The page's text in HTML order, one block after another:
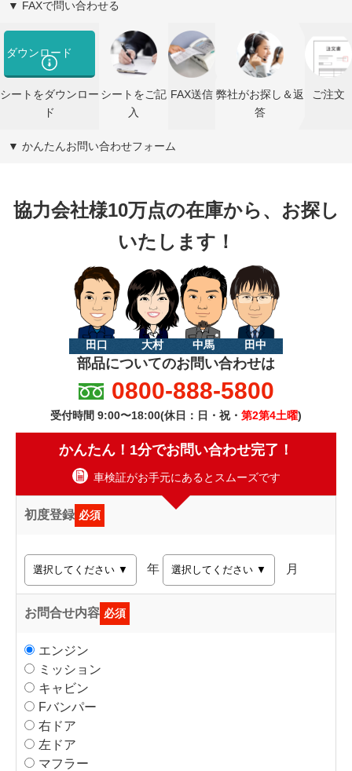
▼ FAXで問い合わせる
ダウンロード
シートをダウンロー
ド
シートをご記
入
FAX送信 弊社がお探し＆返
答
ご注文
▼ かんたんお問い合わせフォーム
協力会社様10万点の在庫から、お探し
いたします！
田口 大村 中馬 田中
部品についてのお問い合わせは
0800-888-5800
受付時間 9:00〜18:00(休日：日・祝・ 第2第4土曜)
かんたん！1分でお問い合わせ完了！
車検証がお手元にあるとスムーズです
初度登録 必須
年 月
お問合せ内容 必須
エンジン
ミッション
キャビン
Fバンパー
右ドア
左ドア
マフラー